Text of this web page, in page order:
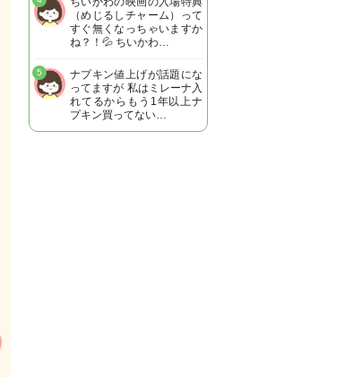
（めじるしチャーム）って
すぐ無くなっちゃいますか
ね？！💦 ちいかわ…
ナプキン値上げが話題にな
ってますが 私はミレーナ入
れてるからもう1年以上ナ
プキン買ってない…
5